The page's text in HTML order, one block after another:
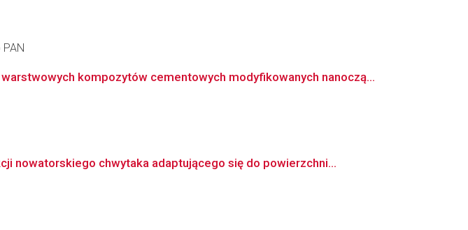
kompozytów cementowych modyfikowanych nanoczą...
nowatorskiego chwytaka adaptującego się do powierzchni...